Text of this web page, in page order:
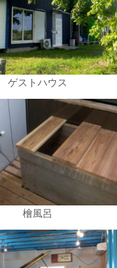
ゲストハウス
檜風呂